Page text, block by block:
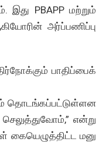
PBAPP மற்றும்
அர்ப்பணிப்பு
பாதிப்பைக்
தொடங்கப்பட்டுள்ளன
என்று
கையெழுத்திட்ட மனு